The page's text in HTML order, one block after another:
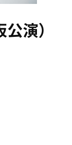
演）